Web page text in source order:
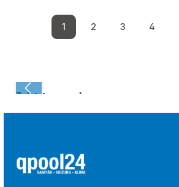
Seite
1
Seite
2
Seite
3
Seite
4
Zuletzt angesehen: